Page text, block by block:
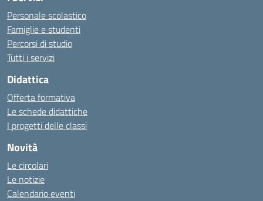
Personale scolastico
Famiglie e studenti
Percorsi di studio
Tutti i servizi
Didattica
Offerta formativa
Le schede didattiche
I progetti delle classi
Novità
Le circolari
Le notizie
Calendario eventi